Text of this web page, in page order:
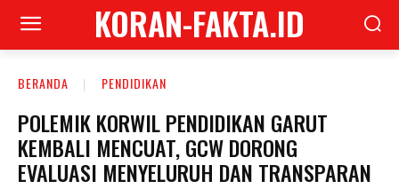
KORAN-FAKTA.ID
BERANDA PENDIDIKAN
POLEMIK KORWIL PENDIDIKAN GARUT
KEMBALI MENCUAT, GCW DORONG
EVALUASI MENYELURUH DAN TRANSPARAN